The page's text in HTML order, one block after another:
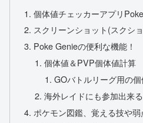
個体値チェッカーアプリ
スクリーンショット(スクシ
Poke Genieの便利な機能！
個体値＆PVP個体値計算
GOバトルリーグ用の
海外レイドにも参加出来る
ポケモン図鑑、覚える技や弱